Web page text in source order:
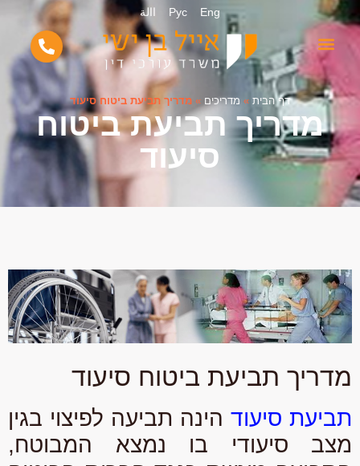
Eng
Рус االة
דף הבית» מדריכים» מדריך תביעת ביטוח סיעוד
מדריך תביעת ביטוח
סיעוד
מדריך תביעת ביטוח סיעוד
תביעת סיעודהינה תביעה לפיצוי בגין
מצב סיעודי בו נמצא המבוטח,